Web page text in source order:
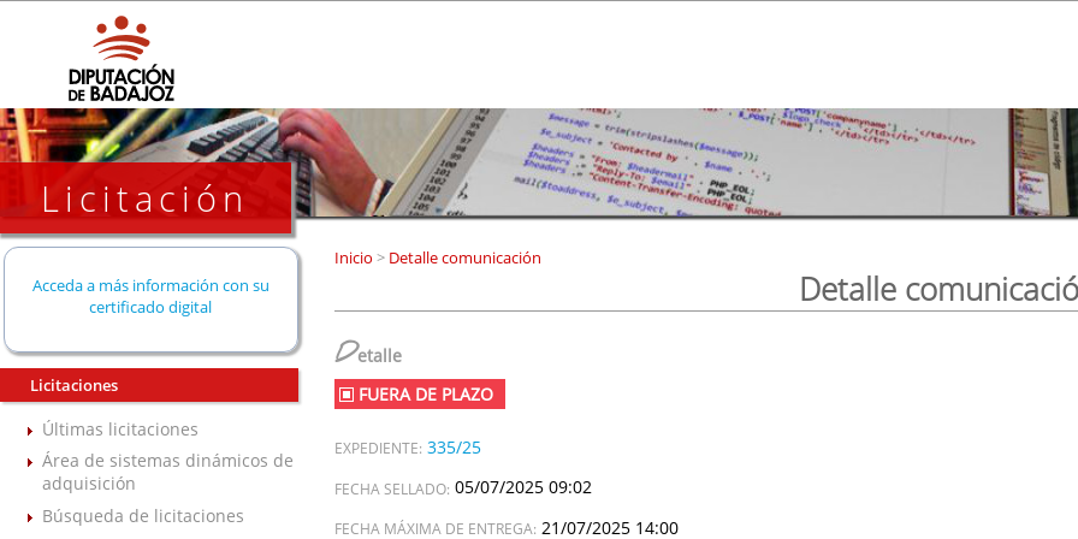
Licitación
Acceda a más información con su
certificado digital
Licitaciones
Últimas licitaciones
Área de sistemas dinámicos de
adquisición
Búsqueda de licitaciones
Inicio >Detalle comunicación
Detalle
Detalle
FUERA DE PLAZO
EXPEDIENTE: 335/25
FECHA SELLADO: 05/07/2025 09:02
FECHA MÁXIMA DE ENTREGA: 21/07/2025 14:00